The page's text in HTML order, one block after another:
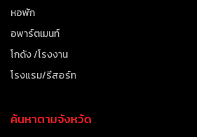
หอพัก
อพาร์ตเมนท์
โกดัง /โรงงาน
โรงแรม/รีสอร์ท
ค้นหาตามจังหวัด